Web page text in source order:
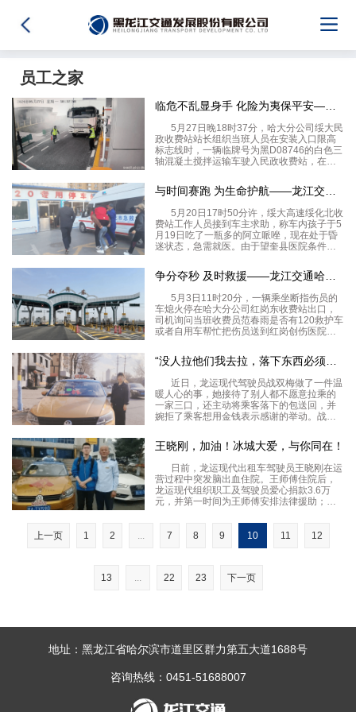
员工之家
临危不乱显身手 化险为夷保平安——龙江交通哈大分公司绥大民政
5月27日晚18时37分，哈大分公司绥大民
政收费站站长组织当班人员在安装入口限高
标志线时，一辆临牌号为黑D08746的白色三
轴混凝土搅拌运输车驶入民政收费站，在出
车辆后桥冒出红色火焰并伴有浓烟，形势十
分危急。刘子威第一时间向站长报告，同时
与时间赛跑 为生命护航——龙江交通哈大分公司绥化北站收费员帮
5月20日17时50分许，绥大高速绥化北收
费站工作人员接到车主求助，称车内孩子于5
月19日吃了一瓶多的阿立哌唑，现在处于昏
迷状态，急需就医。由于望奎县医院条件有
医，因对医院路况不熟，再加上正值晚高峰
车流量大，担心会耽误救治时间，情况紧
急，希望得
争分夺秒 及时救援——龙江交通哈大分公司红岗东站紧急护送断指
5月3日11时20分，一辆乘坐断指伤员的
车熄火停在哈大分公司红岗东收费站出口，
司机询问当班收费员范春雨是否有120救护车
或者自用车帮忙把伤员送到红岗创伤医院。
拇指，由于去医院的途中十分着急，未及时
发现车辆缺油，导致车辆到了红岗东收费站
后燃油耗
“没人拉他们我去拉，落下东西必须还给人家”
近日，龙运现代驾驶员战双梅做了一件温
暖人心的事，她接待了别人都不愿意拉乘的
一家三口，还主动将乘客落下的包送回，并
婉拒了乘客想用金钱表示感谢的举动。战双
遇到这种事都会去做，人家的包落下了，咱
就必须还给人家，这是最基本的。”当日下午
15时许，战
王晓刚，加油！冰城大爱，与你同在！
日前，龙运现代出租车驾驶员王晓刚在运
营过程中突发脑出血住院。王师傅住院后，
龙运现代组织职工及驾驶员爱心捐款3.6万
元，并第一时间为王师傅安排法律援助；雷
暖的声音、中国交通广播黑龙江频率负责人
欣莉姐伸手相助，同时有关部门也纷纷伸出
上一页 1 2 ... 7 8 9 10 11 12
13 ... 22 23 下一页
地址：黑龙江省哈尔滨市道里区群力第五大道1688号
咨询热线：0451-51688007